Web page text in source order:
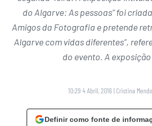
do Algarve: As pessoas” foi
Amigos da Fotografia e pretende
Algarve com vidas diferentes”,
do evento. A
10:29 4 Abril, 2016 | Cristina
Definir como fonte de